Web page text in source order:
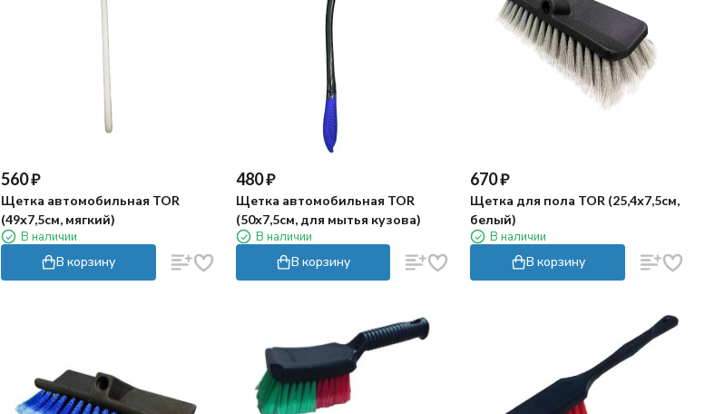
560₽
Щетка автомобильная TOR
(49х7,5см, мягкий)
В наличии
В корзину
480₽
Щетка автомобильная TOR
(50х7,5см, для мытья кузова)
В наличии
В корзину
670₽
Щетка для пола TOR (25,4х7,5см,
белый)
В наличии
В корзину